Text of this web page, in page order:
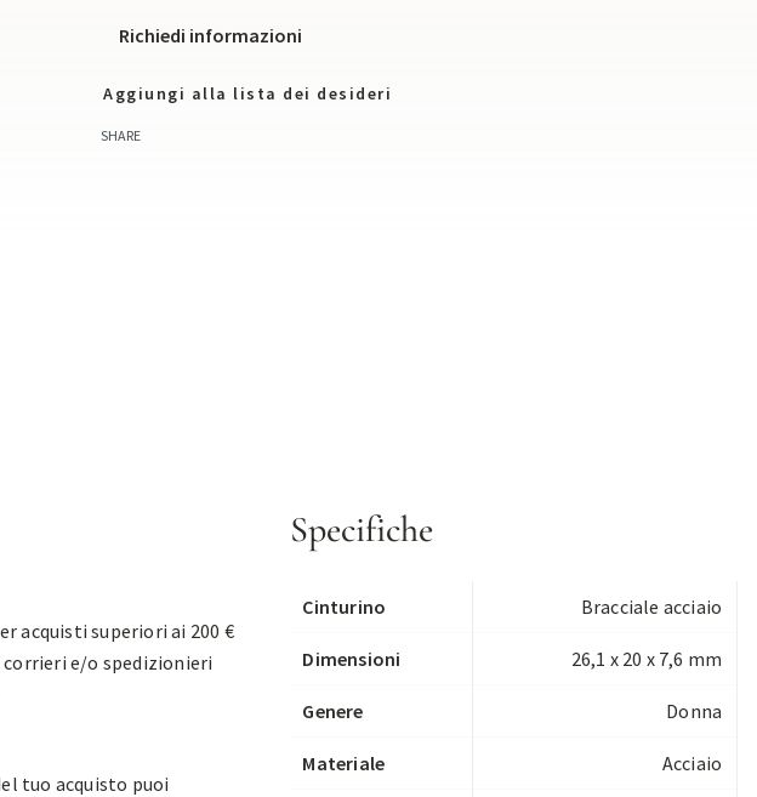
Richiedi informazioni
Aggiungi alla lista dei desideri
SHARE
acquisti superiori ai 200 €
e/o spedizionieri
tuo acquisto puoi
Specifiche
Cinturino Bracciale acciaio
Dimensioni 26,1 x 20 x 7,6 mm
Genere Donna
Materiale Acciaio